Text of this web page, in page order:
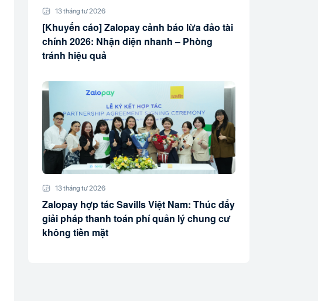
13 tháng tư 2026
[Khuyến cáo] Zalopay cảnh báo lừa đảo tài
chính 2026: Nhận diện nhanh – Phòng
tránh hiệu quả
13 tháng tư 2026
Zalopay hợp tác Savills Việt Nam: Thúc đẩy
giải pháp thanh toán phí quản lý chung cư
không tiền mặt